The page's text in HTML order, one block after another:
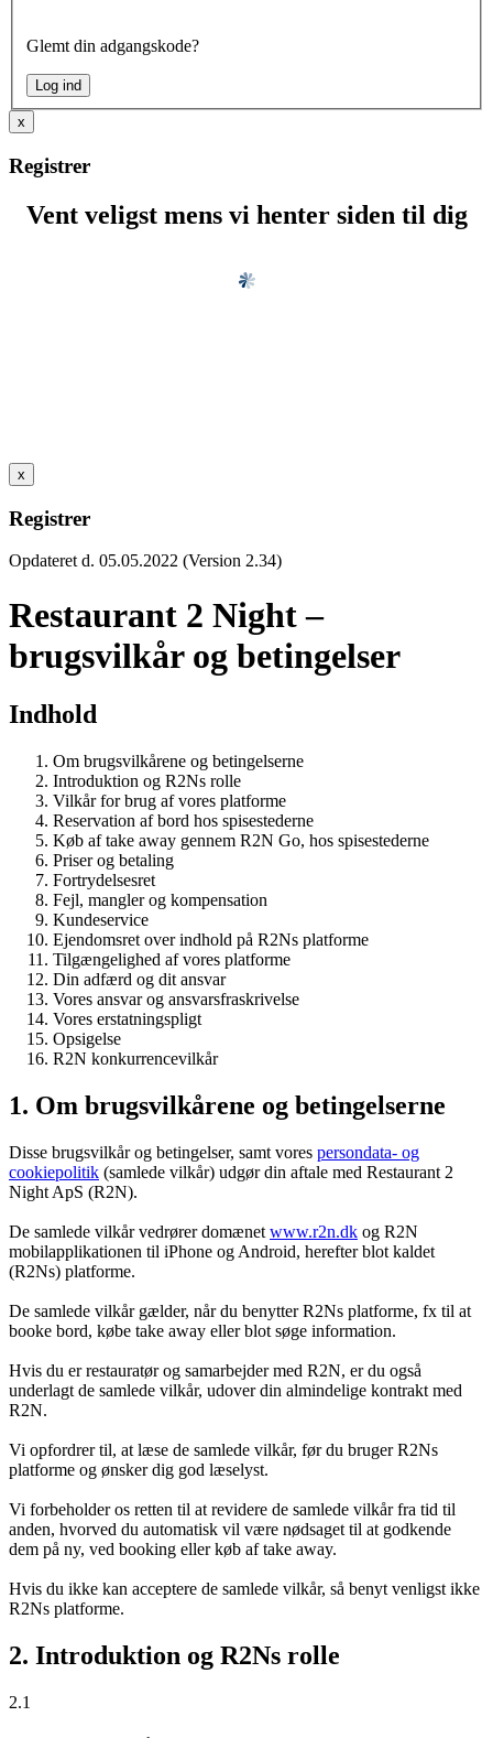
Glemt din adgangskode?
x
Registrer
Vent veligst mens vi henter siden til dig
x
Registrer
Opdateret d. 05.05.2022 (Version 2.34)
Restaurant 2 Night –
brugsvilkår og betingelser
Indhold
Om brugsvilkårene og betingelserne
Introduktion og R2Ns rolle
Vilkår for brug af vores platforme
Reservation af bord hos spisestederne
Køb af take away gennem R2N Go, hos spisestederne
Priser og betaling
Fortrydelsesret
Fejl, mangler og kompensation
Kundeservice
Ejendomsret over indhold på R2Ns platforme
Tilgængelighed af vores platforme
Din adfærd og dit ansvar
Vores ansvar og ansvarsfraskrivelse
Vores erstatningspligt
Opsigelse
R2N konkurrencevilkår
1. Om brugsvilkårene og betingelserne
Disse brugsvilkår og betingelser, samt vores persondata- og
cookiepolitik (samlede vilkår) udgør din aftale med Restaurant 2
Night ApS (R2N).
De samlede vilkår vedrører domænet www.r2n.dk og R2N
mobilapplikationen til iPhone og Android, herefter blot kaldet
(R2Ns) platforme.
De samlede vilkår gælder, når du benytter R2Ns platforme, fx til at
booke bord, købe take away eller blot søge information.
Hvis du er restauratør og samarbejder med R2N, er du også
underlagt de samlede vilkår, udover din almindelige kontrakt med
R2N.
Vi opfordrer til, at læse de samlede vilkår, før du bruger R2Ns
platforme og ønsker dig god læselyst.
Vi forbeholder os retten til at revidere de samlede vilkår fra tid til
anden, hvorved du automatisk vil være nødsaget til at godkende
dem på ny, ved booking eller køb af take away.
Hvis du ikke kan acceptere de samlede vilkår, så benyt venligst ikke
R2Ns platforme.
2. Introduktion og R2Ns rolle
2.1